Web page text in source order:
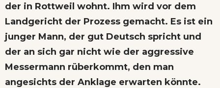
der in Rottweil wohnt. Ihm wird vor dem
Landgericht der Prozess gemacht. Es ist ein
junger Mann, der gut Deutsch spricht und
der an sich gar nicht wie der aggressive
Messermann rüberkommt, den man
angesichts der Anklage erwarten könnte.